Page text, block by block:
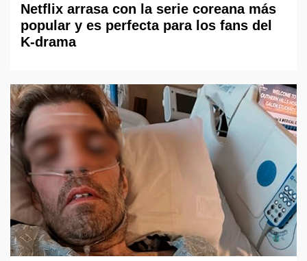
Netflix arrasa con la serie coreana más
popular y es perfecta para los fans del
K-drama